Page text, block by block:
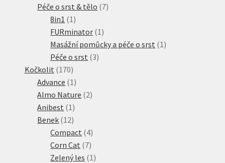
produkt
Péče o srst & tělo 77
8in1 1 1
produkt
FURminator 1 1
produkt
Masážní pomůcky a péče o srst 1 1
Péče o srst 33
Kočkolit 170170
produktů
Advance 1 1
produkt
Almo Nature 22
Anibest 1 1
produkt
Benek 1212
produktů
Compact 44
produkty
Corn Cat 77
produktů
Zelený les 1 1